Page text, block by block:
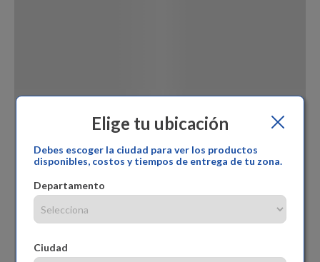
Elige tu ubicación
Debes escoger la ciudad para ver los productos
disponibles, costos y tiempos de entrega de tu zona.
Departamento
Ciudad